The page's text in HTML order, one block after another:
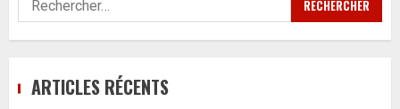
ARTICLES RÉCENTS